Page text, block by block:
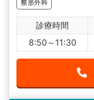
整形外科
診療時間
8:50～11:30